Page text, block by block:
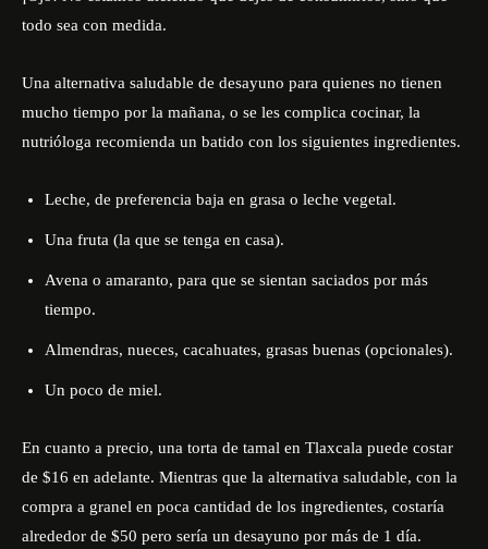
todo sea con medida.
Una alternativa saludable de desayuno para quienes no tienen
mucho tiempo por la mañana, o se les complica cocinar, la
nutrióloga recomienda un batido con los siguientes ingredientes.
Leche, de preferencia baja en grasa o leche vegetal.
Una fruta (la que se tenga en casa).
Avena o amaranto, para que se sientan saciados por más
tiempo.
Almendras, nueces, cacahuates, grasas buenas (opcionales).
Un poco de miel.
En cuanto a precio, una torta de tamal en Tlaxcala puede costar
de $16 en adelante. Mientras que la alternativa saludable, con la
compra a granel en poca cantidad de los ingredientes, costaría
alrededor de $50 pero sería un desayuno por más de 1 día.